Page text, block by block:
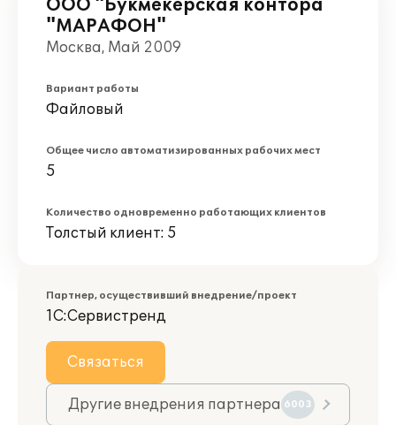
ООО "Букмекерская контора
"МАРАФОН"
Москва, Май 2009
Вариант работы
Файловый
Общее число автоматизированных рабочих мест
5
Количество одновременно работающих клиентов
Толстый клиент: 5
Партнер, осуществивший внедрение/проект
1С:Сервистренд
Связаться
Другие внедрения партнера 6003